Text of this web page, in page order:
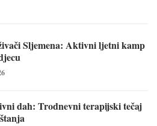
Sljemena: Aktivni ljetni kamp
dah: Trodnevni terapijski tečaj